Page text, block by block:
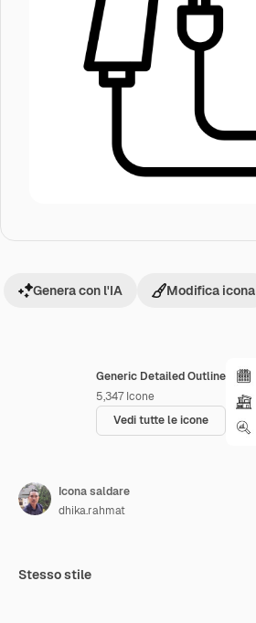
Generic Detailed Outline
5,347 Icone
Vedi tutte le icone
Genera con l'IA Modifica icona
Icona saldare
dhika.rahmat
Stesso stile